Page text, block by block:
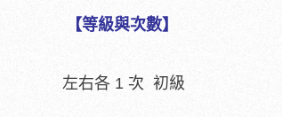
【等級與次數】
左右各 1 次 初級